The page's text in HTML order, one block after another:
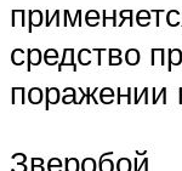
средство
поражении
Зверобой